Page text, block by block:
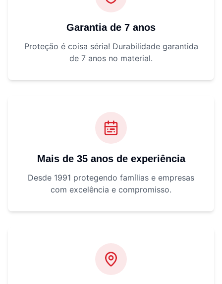
Garantia de 7 anos
Proteção é coisa séria! Durabilidade garantida
de 7 anos no material.
Mais de 35 anos de experiência
Desde 1991 protegendo famílias e empresas
com excelência e compromisso.